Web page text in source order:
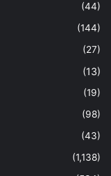
(44)
(144)
(27)
(13)
(19)
(98)
(43)
(1,138)